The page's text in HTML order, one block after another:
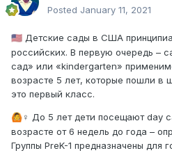
Posted January 11, 2021
🇺🇸 Детские сады в США
российских. В первую очередь –
сад» или «kindergarten»
возрасте 5 лет, которые пошли в
это первый класс.
🙆 ‍♀ До 5 лет дети посещают day
возрасте от 6 недель до года –
Группы PreK-1 предназначены для